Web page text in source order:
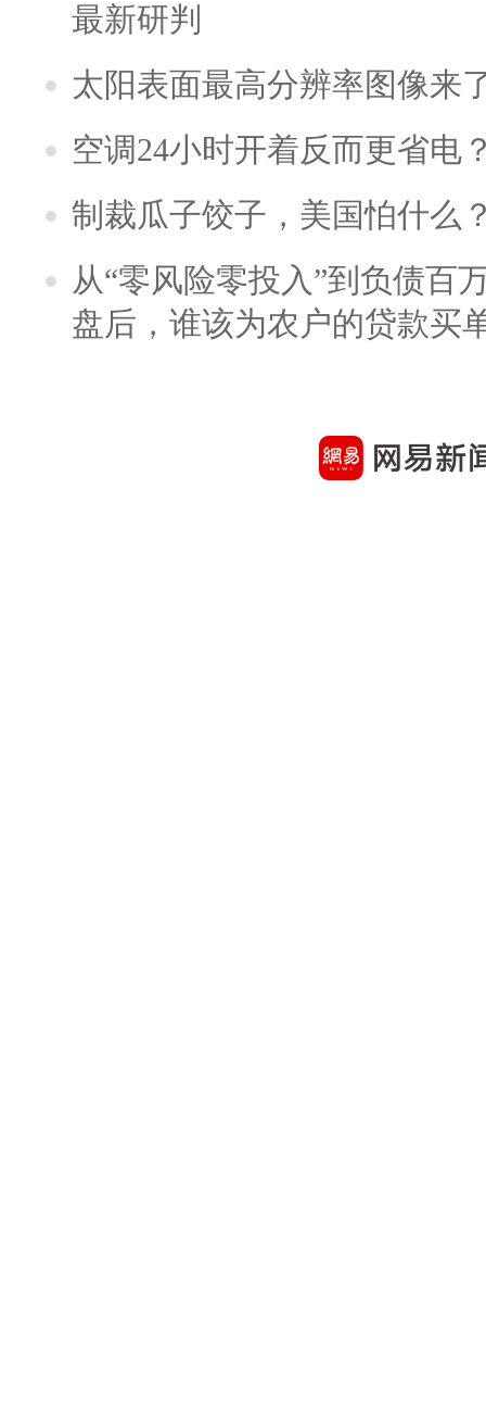
最新研判
太阳表面最高分辨率图像来
空调24小时开着反而更省电
制裁瓜子饺子，美国怕什么
从“零风险零投入”到负债百
盘后，谁该为农户的贷款买